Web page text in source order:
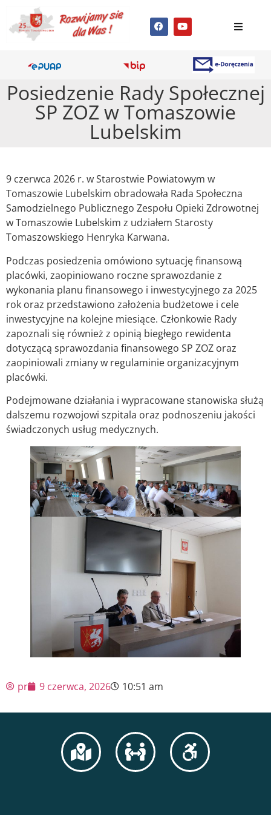
Posiedzenie Rady Społecznej
SP ZOZ w Tomaszowie
Lubelskim
9 czerwca 2026 r. w Starostwie Powiatowym w
Tomaszowie Lubelskim obradowała Rada Społeczna
Samodzielnego Publicznego Zespołu Opieki Zdrowotnej
w Tomaszowie Lubelskim z udziałem Starosty
Tomaszowskiego Henryka Karwana.
Podczas posiedzenia omówiono sytuację finansową
placówki, zaopiniowano roczne sprawozdanie z
wykonania planu finansowego i inwestycyjnego za 2025
rok oraz przedstawiono założenia budżetowe i cele
inwestycyjne na kolejne miesiące. Członkowie Rady
zapoznali się również z opinią biegłego rewidenta
dotyczącą sprawozdania finansowego SP ZOZ oraz
zaopiniowali zmiany w regulaminie organizacyjnym
placówki.
Podejmowane działania i wypracowane stanowiska służą
dalszemu rozwojowi szpitala oraz podnoszeniu jakości
świadczonych usług medycznych.
pr 9 czerwca, 2026 10:51 am